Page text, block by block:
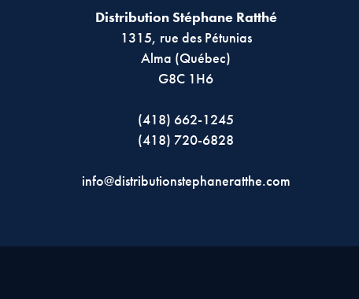
Distribution Stéphane Ratthé
1315, rue des Pétunias
Alma (Québec)
G8C 1H6
(418) 662-1245
(418) 720-6828
info@distributionstephaneratthe.com